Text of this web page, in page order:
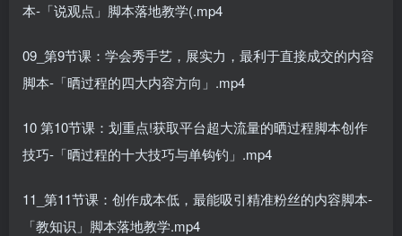
本-「说观点」脚本落地教学(.mp4
09_第9节课：学会秀手艺，展实力，最利于直接成交的内容
脚本-「晒过程的四大内容方向」.mp4
10 第10节课：划重点!获取平台超大流量的晒过程脚本创作
技巧-「晒过程的十大技巧与单钩钓」.mp4
11_第11节课：创作成本低，最能吸引精准粉丝的内容脚本-
「教知识」脚本落地教学.mp4